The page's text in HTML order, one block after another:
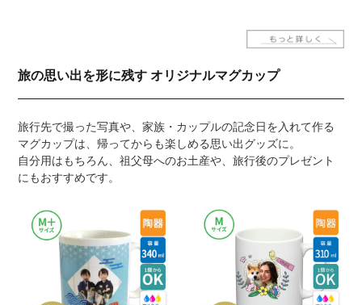
旅の思い出を形に残す オリジナルマグカップ
旅行先で撮った写真や、家族・カップルの記念日を入れて作る
マグカップは、帰ってからも楽しめる思い出グッズに。
自分用はもちろん、祖父母へのお土産や、旅行後のプレゼント
にもおすすめです。